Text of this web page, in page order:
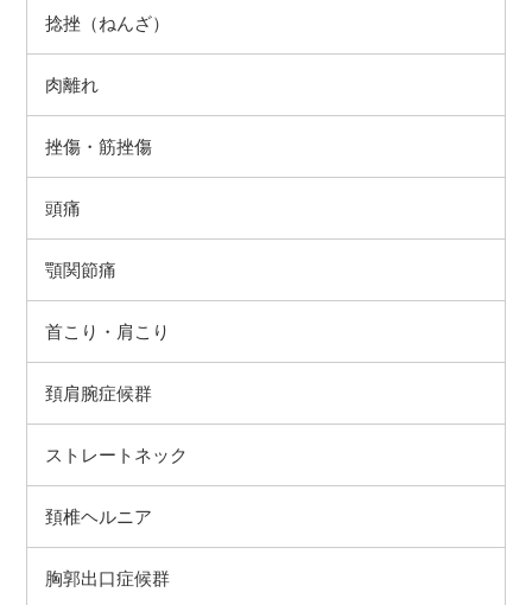
捻挫（ねんざ）
肉離れ
挫傷・筋挫傷
頭痛
顎関節痛
首こり・肩こり
頚肩腕症候群
ストレートネック
頚椎ヘルニア
胸郭出口症候群